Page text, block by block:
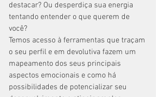
destacar? Ou desperdiça sua energia
tentando entender o que querem de
você?
Temos acesso à ferramentas que traçam
o seu perfil e em devolutiva fazem um
mapeamento dos seus principais
aspectos emocionais e como há
possibilidades de potencializar seu